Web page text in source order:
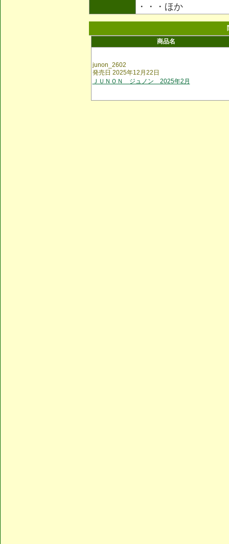
・・・ほか
商品名
junon_2602
発売日 2025年12月22日
ＪＵＮＯＮ ジュノン 2025年2月